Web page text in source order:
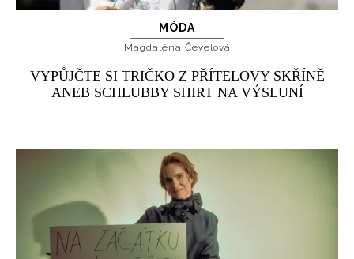
MÓDA
Magdaléna Čevelová
VYPŮJČTE SI TRIČKO Z PŘÍTELOVY SKŘÍNĚ
ANEB SCHLUBBY SHIRT NA VÝSLUNÍ